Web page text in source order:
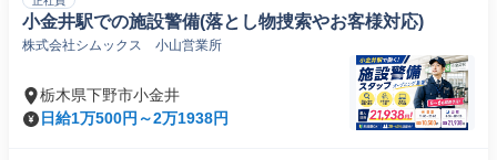
小金井駅での施設警備(落とし物捜索やお客様対応)
株式会社シムックス 小山営業所
栃木県下野市小金井
日給1万500円～2万1938円